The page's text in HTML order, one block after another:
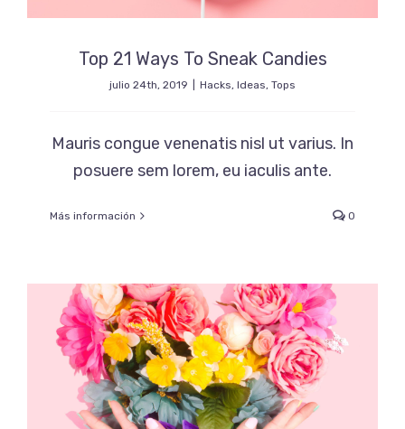
Top 21 Ways To Sneak Candies
julio 24th, 2019 Hacks, Ideas, Tops
Mauris congue venenatis nisl ut varius. In
posuere sem lorem, eu iaculis ante.
Más información 0